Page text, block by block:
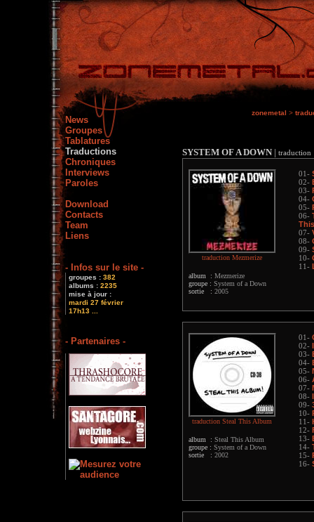
News
Groupes
Tablatures
Traductions
Chroniques
Interviews
Paroles
Download
Contacts
Team
Liens
- Infos sur le site -
groupes : 382
albums : 2235
mise à jour :
mardi 27 février
17h13 ...
- Partenaires -
zonemetal >
SYSTEM OF A DOWN | traduction
traduction Mezmerize
album : Mezmerize
groupe : System of a Down
sortie : 2005
01-
02-
03-
04-
05-
06-
07-
08-
09-
10-
11-
traduction Steal This Album
album : Steal This Album
groupe : System of a Down
sortie : 2002
01-
02-
03-
04-
05-
06-
07-
08-
09-
10-
11-
12-
13-
14-
15-
16-